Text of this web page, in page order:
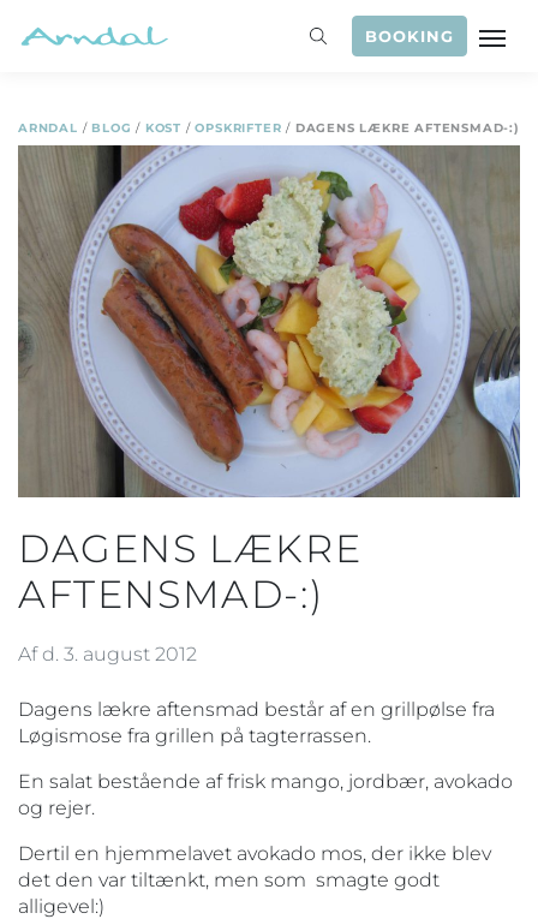
BOOKING
ARNDAL / BLOG / KOST /OPSKRIFTER / DAGENS LÆKRE AFTENSMAD-:)
DAGENS LÆKRE
AFTENSMAD-:)
Af d. 3. august 2012
Dagens lækre aftensmad består af en grillpølse fra
Løgismose fra grillen på tagterrassen.
En salat bestående af frisk mango, jordbær, avokado
og rejer.
Dertil en hjemmelavet avokado mos, der ikke blev
det den var tiltænkt, men som smagte godt
alligevel:)